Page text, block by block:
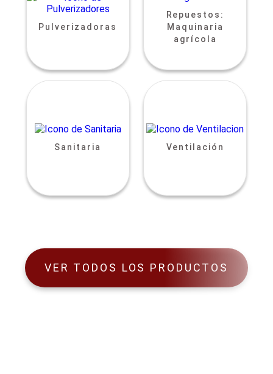
Pulverizadoras
Repuestos:
Maquinaria
agrícola
Sanitaria Ventilación
VER TODOS LOS PRODUCTOS